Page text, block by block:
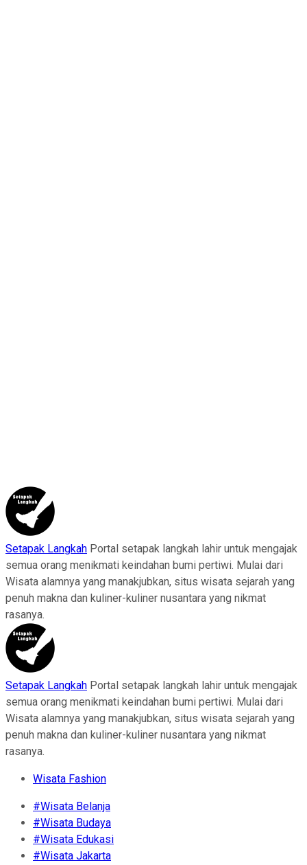
Setapak Langkah Portal setapak langkah lahir untuk mengajak
semua orang menikmati keindahan bumi pertiwi. Mulai dari
Wisata alamnya yang manakjubkan, situs wisata sejarah yang
penuh makna dan kuliner-kuliner nusantara yang nikmat
rasanya.
Setapak Langkah Portal setapak langkah lahir untuk mengajak
semua orang menikmati keindahan bumi pertiwi. Mulai dari
Wisata alamnya yang manakjubkan, situs wisata sejarah yang
penuh makna dan kuliner-kuliner nusantara yang nikmat
rasanya.
Wisata Fashion
#Wisata Belanja
#Wisata Budaya
#Wisata Edukasi
#Wisata Jakarta